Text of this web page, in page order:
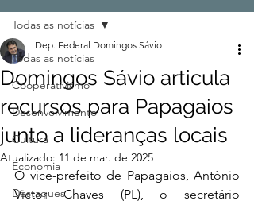
Todas as notícias
Cooperativismo
Desenvolvimento
Cultura
Economia
Destaques
Todas as notícias
Domingos Sávio articula
recursos para Papagaios
junto a lideranças locais
Dep. Federal Domingos Sávio
Atualizado: 11 de mar. de 2025
O vice-prefeito de Papagaios, Antônio
Victor Chaves (PL), o secretário